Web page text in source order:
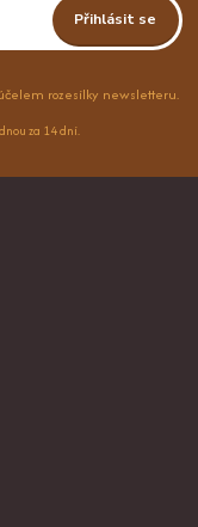
Přihlásit se
rozesílky newsletteru.
za 14 dní.